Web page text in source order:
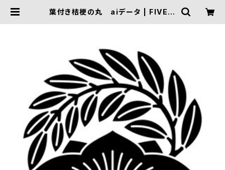
葉付き桔梗の丸 aiデータ | FIVE T